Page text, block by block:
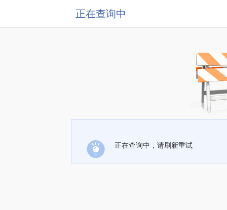
正在查询中
正在查询中，请刷新重试